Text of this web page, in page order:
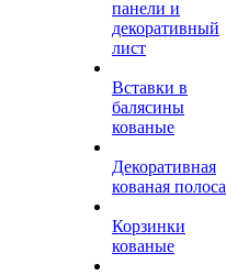
панели и
декоративный
лист
Вставки в
балясины
кованые
Декоративная
кованая полоса
Корзинки
кованые